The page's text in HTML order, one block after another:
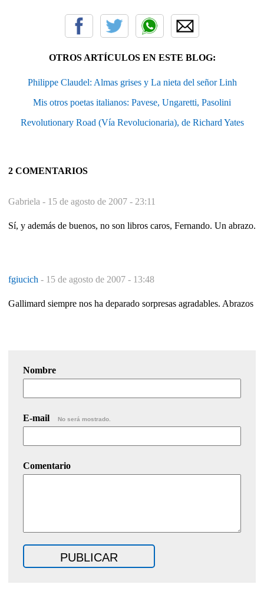
OTROS ARTÍCULOS EN ESTE BLOG:
Philippe Claudel: Almas grises y La nieta del señor Linh
Mis otros poetas italianos: Pavese, Ungaretti, Pasolini
Revolutionary Road (Vía Revolucionaria), de Richard Yates
2 COMENTARIOS
Gabriela - 15 de agosto de 2007 - 23:11
Sí, y además de buenos, no son libros caros, Fernando. Un abrazo.
fgiucich - 15 de agosto de 2007 - 13:48
Gallimard siempre nos ha deparado sorpresas agradables. Abrazos
Nombre
E-mail No será mostrado.
Comentario